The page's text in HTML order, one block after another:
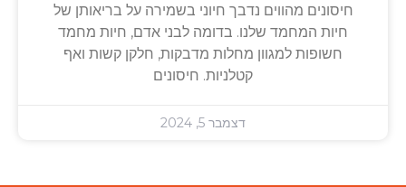
חיסונים מהווים נדבך חיוני בשמירה על בריאותן של
חיות המחמד שלנו. בדומה לבני אדם, חיות מחמד
חשופות למגוון מחלות מדבקות, חלקן קשות ואף
קטלניות. חיסונים
דצמבר 5, 2024